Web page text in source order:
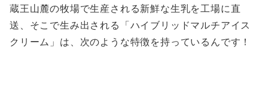
蔵王山麓の牧場で生産される新鮮な生乳を工場に直
送、そこで生み出される「ハイブリッドマルチアイス
クリーム」は、次のような特徴を持っているんです！